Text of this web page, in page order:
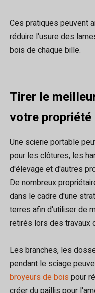
Ces pratiques peuvent
réduire l'usure des
bois de chaque bille.
Tirer le
votre propriété
Une scierie portable
pour les clôtures, les
d'élevage et d'autres
De nombreux
dans le cadre d'une
terres afin d'utiliser de
retirés lors des travaux
Les branches, les
pendant le sciage
broyeurs de bois pour